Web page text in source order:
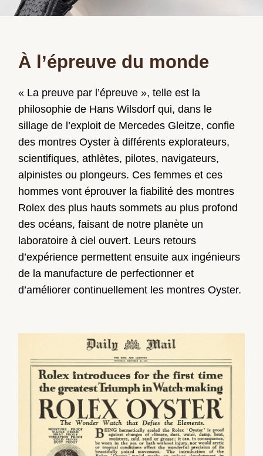
À l’épreuve du monde
« La preuve par l’épreuve », telle est la
philosophie de Hans Wilsdorf qui, dans le
sillage de l’exploit de Mercedes Gleitze, confie
des montres Oyster à différents explorateurs,
scientifiques, athlètes, pilotes, navigateurs,
alpinistes ou plongeurs. Ces femmes et ces
hommes vont éprouver la fiabilité des montres
Rolex des plus hauts sommets au plus profond
des océans, faisant de notre planète un
laboratoire à ciel ouvert. Leurs retours
d’expérience permettent ensuite aux ingénieurs
de la manufacture de perfectionner et
d’améliorer continuellement les montres Oyster.